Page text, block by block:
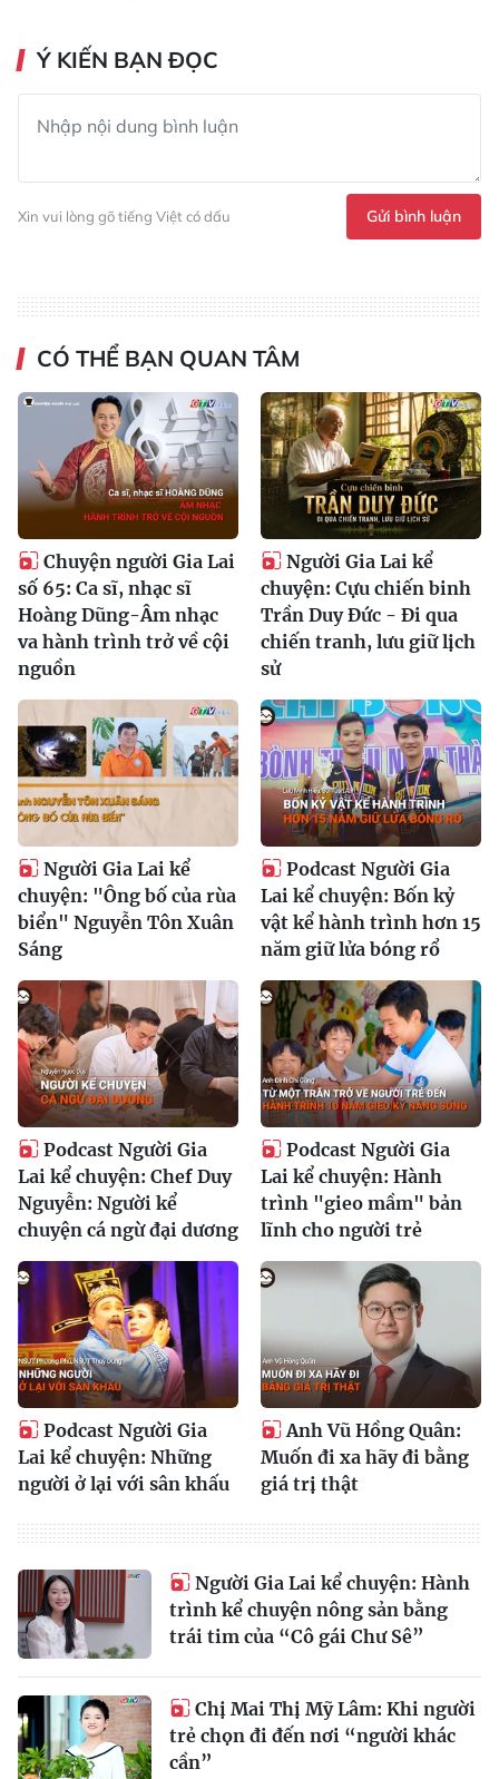
Ý KIẾN BẠN ĐỌC
Xin vui lòng gõ tiếng Việt có dấu Gửi bình luận
CÓ THỂ BẠN QUAN TÂM
Chuyện người Gia Lai
số 65: Ca sĩ, nhạc sĩ
Hoàng Dũng-Âm nhạc
va hành trình trở về cội
nguồn
Người Gia Lai kể
chuyện: Cựu chiến binh
Trần Duy Đức - Đi qua
chiến tranh, lưu giữ lịch
sử
Người Gia Lai kể
chuyện: "Ông bố của rùa
biển" Nguyễn Tôn Xuân
Sáng
Podcast Người Gia
Lai kể chuyện: Bốn kỷ
vật kể hành trình hơn 15
năm giữ lửa bóng rổ
Podcast Người Gia
Lai kể chuyện: Chef Duy
Nguyễn: Người kể
chuyện cá ngừ đại dương
Podcast Người Gia
Lai kể chuyện: Hành
trình "gieo mầm" bản
lĩnh cho người trẻ
Podcast Người Gia
Lai kể chuyện: Những
người ở lại với sân khấu
Anh Vũ Hồng Quân:
Muốn đi xa hãy đi bằng
giá trị thật
Người Gia Lai kể chuyện: Hành
trình kể chuyện nông sản bằng
trái tim của “Cô gái Chư Sê”
Chị Mai Thị Mỹ Lâm: Khi người
trẻ chọn đi đến nơi “người khác
cần”